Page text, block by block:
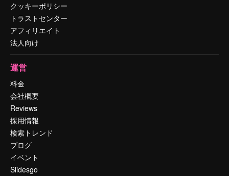
クッキーポリシー
トラストセンター
アフィリエイト
法人向け
運営
料金
会社概要
Reviews
採用情報
検索トレンド
ブログ
イベント
Slidesgo